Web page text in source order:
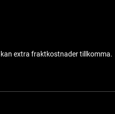
extra fraktkostnader tillkomma.